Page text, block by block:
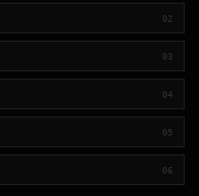
02
03
04
05
06